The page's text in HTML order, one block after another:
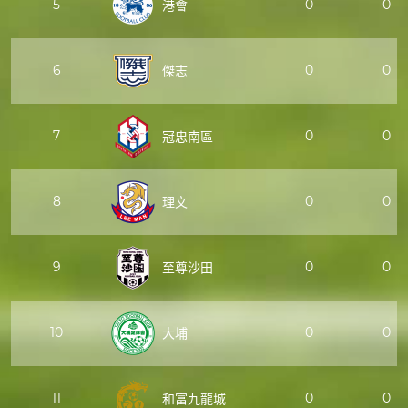
5 港會 0 0
6 傑志 0 0
7 冠忠南區 0 0
8 理文 0 0
9 至尊沙田 0 0
10 大埔 0 0
11 和富九龍城 0 0